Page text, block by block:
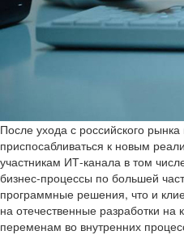
После ухода с российского
приспосабливаться к новым
участникам ИТ-канала в том
бизнес-процессы по большей
программные решения, что и
на отечественные разработки на
переменам во внутренних